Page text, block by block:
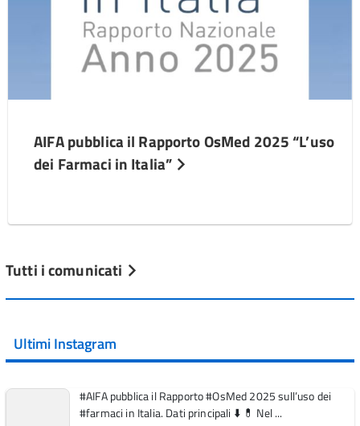
AIFA pubblica il Rapporto OsMed 2025 “L’uso
dei Farmaci in Italia”
Tutti i comunicati
Ultimi Instagram
#AIFA pubblica il Rapporto #OsMed 2025 sull’uso dei
#farmaci in Italia. Dati principali ⬇️ 💊 Nel ...